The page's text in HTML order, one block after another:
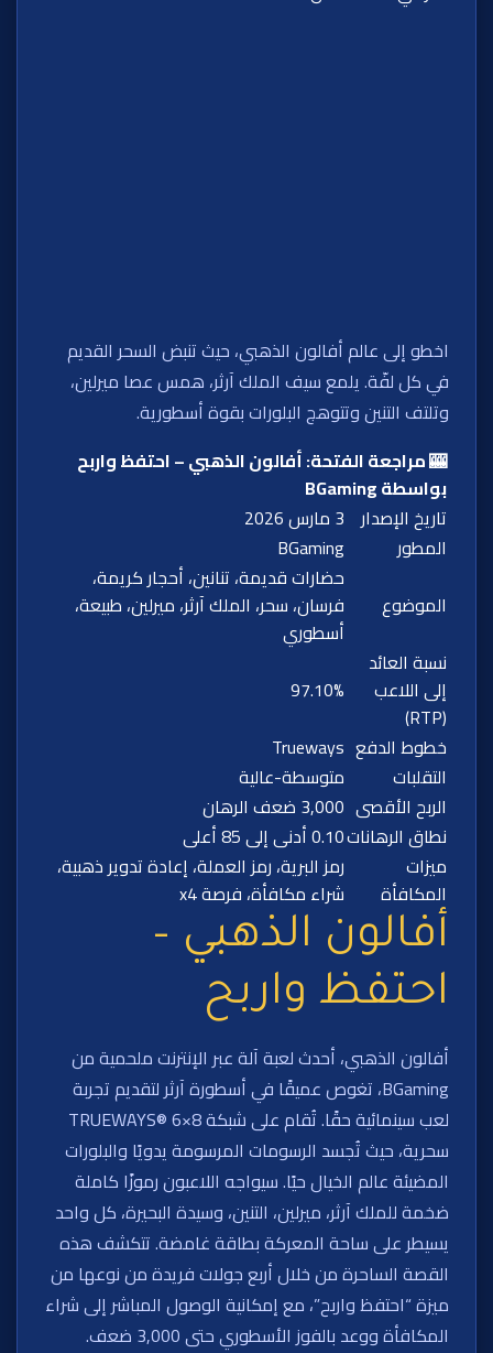
اخطو إلى عالم أفالون الذهبي، حيث تنبض السحر القديم
في كل لفّة. يلمع سيف الملك آرثر، همس عصا ميرلين،
وتلتف التنين وتتوهج البلورات بقوة أسطورية.
🎰 مراجعة الفتحة: أفالون الذهبي – احتفظ واربح
بواسطة BGaming
تاريخ الإصدار 3 مارس 2026
المطور
BGaming
الموضوع
حضارات قديمة، تنانين، أحجار كريمة،
فرسان، سحر، الملك آرثر، ميرلين، طبيعة،
أسطوري
نسبة العائد
إلى اللاعب
(RTP)
97.10%
خطوط الدفع Trueways
التقلبات
متوسطة-عالية
الربح الأقصى 3,000 ضعف الرهان
نطاق الرهانات0.10 أدنى إلى 85 أعلى
ميزات
المكافأة
رمز البرية، رمز العملة، إعادة تدوير ذهبية،
شراء مكافأة، فرصة x4
أفالون الذهبي –
احتفظ واربح
أفالون الذهبي، أحدث لعبة آلة عبر الإنترنت ملحمية من
BGaming، تغوص عميقًا في أسطورة آرثر لتقديم تجربة
لعب سينمائية حقًا. تُقام على شبكة TRUEWAYS® 6×8
سحرية، حيث تُجسد الرسومات المرسومة يدويًا والبلورات
المضيئة عالم الخيال حيًا. سيواجه اللاعبون رموزًا كاملة
ضخمة للملك آرثر، ميرلين، التنين، وسيدة البحيرة، كل واحد
يسيطر على ساحة المعركة بطاقة غامضة. تتكشف هذه
القصة الساحرة من خلال أربع جولات فريدة من نوعها من
ميزة “احتفظ واربح”، مع إمكانية الوصول المباشر إلى شراء
المكافأة ووعد بالفوز الأسطوري حتى 3,000 ضعف.